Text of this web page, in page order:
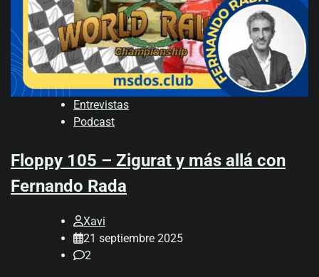
Entrevistas
Podcast
Floppy 105 – Zigurat y más allá con
Fernando Rada
Xavi
21 septiembre 2025
2